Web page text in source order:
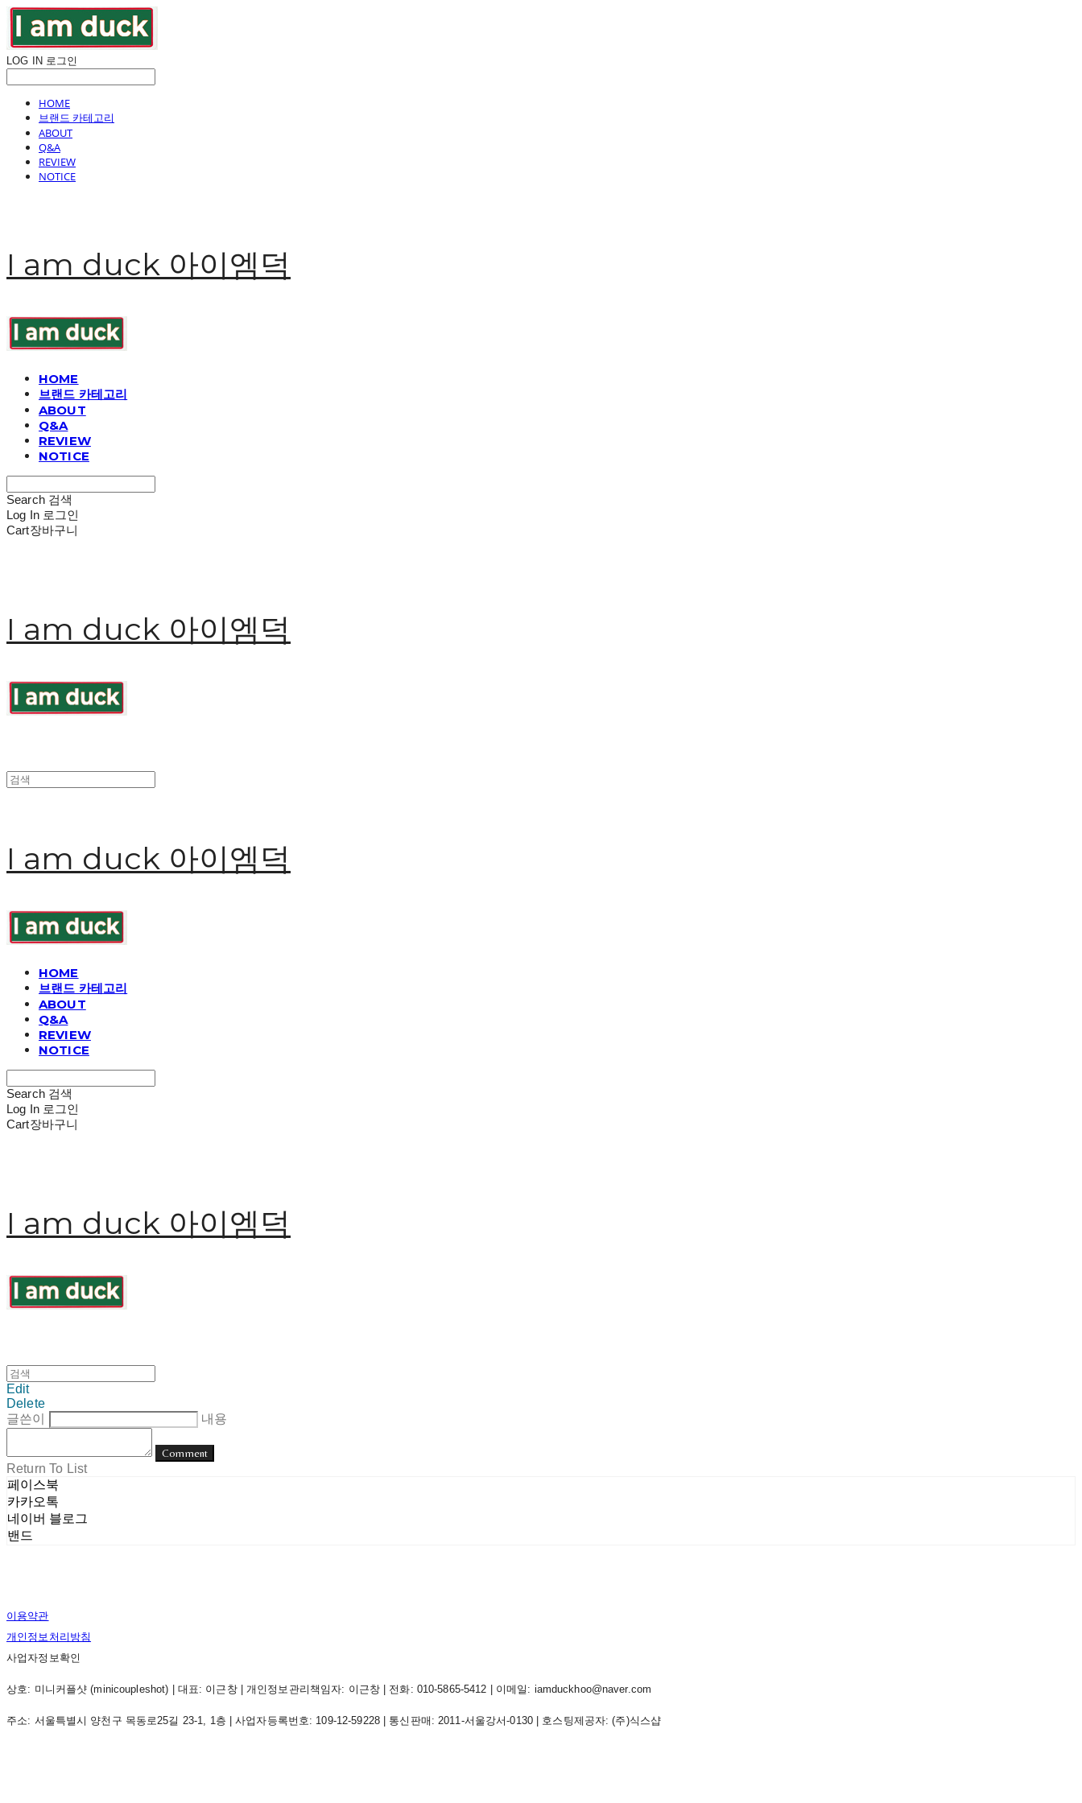
LOG IN 로그인
HOME
브랜드 카테고리
ABOUT
Q&A
REVIEW
NOTICE
I am duck 아이엠덕
HOME
브랜드 카테고리
ABOUT
Q&A
REVIEW
NOTICE
Search 검색
Log In 로그인
Cart장바구니
I am duck 아이엠덕
I am duck 아이엠덕
HOME
브랜드 카테고리
ABOUT
Q&A
REVIEW
NOTICE
Search 검색
Log In 로그인
Cart장바구니
I am duck 아이엠덕
Edit
Delete
글쓴이
내용
Comment
Return To List
페이스북
카카오톡
네이버 블로그
밴드
이용약관
개인정보처리방침
사업자정보확인
상호: 미니커플샷 (minicoupleshot) | 대표: 이근창 | 개인정보관리책임자: 이근창 | 전화: 010-5865-5412 | 이메일: iamduckhoo@naver.com
주소: 서울특별시 양천구 목동로25길 23-1, 1층 | 사업자등록번호: 109-12-59228| 통신판매:2011-서울강서-0130| 호스팅제공자: (주)식스샵